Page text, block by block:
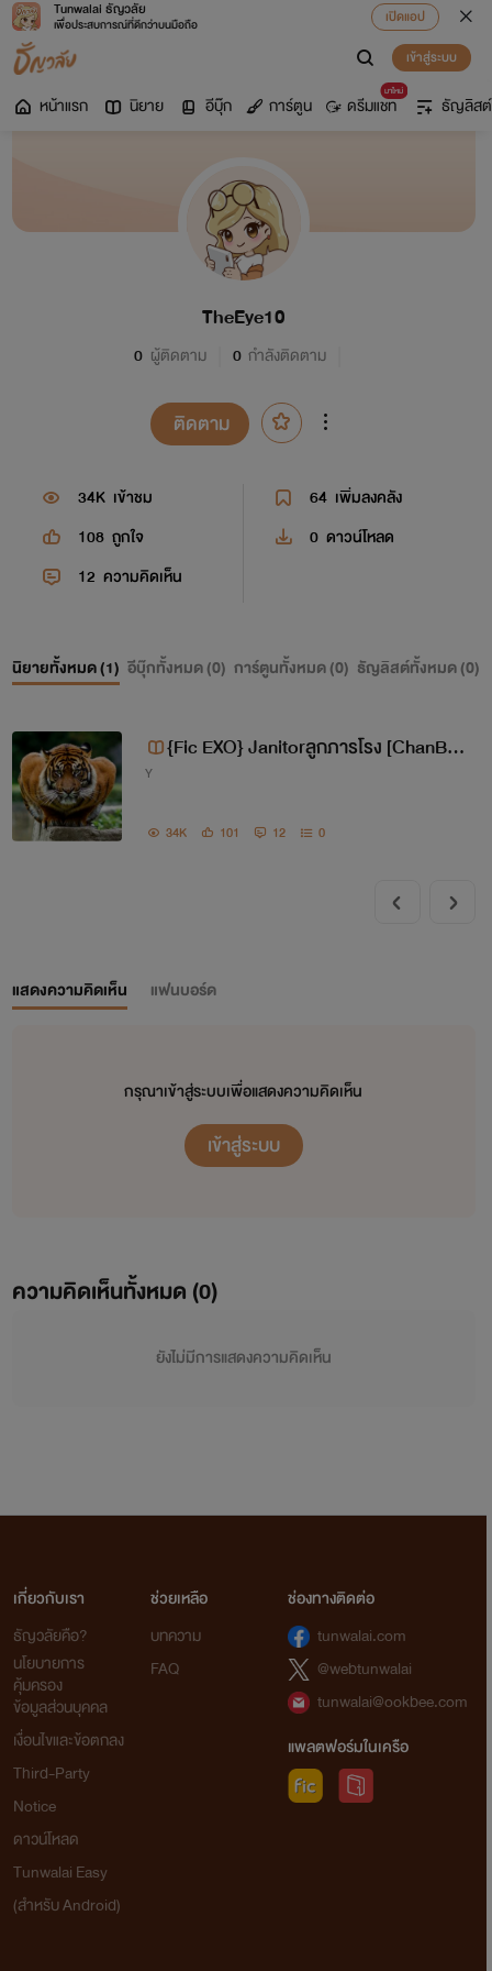
Tunwalai ธัญวลัย
เพื่อประสบการณ์ที่ดีกว่าบนมือถือ
เปิดแอป
เข้าสู่ระบบ
หน้าแรก นิยาย อีบุ๊ก การ์ตูน
มาใหม่
ดรีมแชท ธัญลิสต์
TheEye10
0 ผู้ติดตาม 0 กำลังติดตาม
ติดตาม
34K เข้าชม 64 เพิ่มลงคลัง
108 ถูกใจ 0 ดาวน์โหลด
12 ความคิดเห็น
นิยายทั้งหมด (1) อีบุ๊กทั้งหมด (0) การ์ตูนทั้งหมด (0) ธัญลิสต์ทั้งหมด (0)
{Fic EXO} Janitorลูกภารโรง [ChanBae
Y
34K 101 12 0
แสดงความคิดเห็น แฟนบอร์ด
กรุณาเข้าสู่ระบบเพื่อแสดงความคิดเห็น
เข้าสู่ระบบ
ความคิดเห็นทั้งหมด (0)
ยังไม่มีการแสดงความคิดเห็น
เกี่ยวกับเรา
ธัญวลัยคือ?
นโยบายการ
คุ้มครอง
ข้อมูลส่วนบุคคล
เงื่อนไขและข้อตกลง
Third-Party
Notice
ดาวน์โหลด
Tunwalai Easy
(สำหรับ Android)
ช่วยเหลือ
บทความ
FAQ
ช่องทางติดต่อ
tunwalai.com
@webtunwalai
tunwalai@ookbee.com
แพลตฟอร์มในเครือ